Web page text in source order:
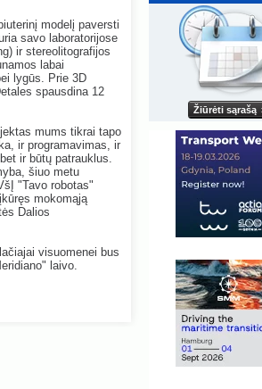
modelį paversti
savo laboratorijose
ir stereolitografijos
labai
lygūs. Prie 3D
spausdina 12
mums tikrai tapo
ir programavimas, ir
ir būtų patrauklus.
šiuo metu
"Tavo robotas"
mokomąją
Dalios
visuomenei bus
laivo.
Žiūrėti sąrašą